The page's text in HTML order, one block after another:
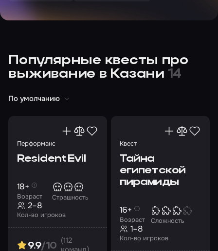
Популярные квесты про
выживание в Казани 14
По умолчанию
Перформанс
Resident Evil
Возраст
18+
Страшность
Кол-во игроков
2–8
9.9/10
(112
Квест
Тайна
египетской
пирамиды
Возраст
16+
Сложность
Кол-во игроков
1–8